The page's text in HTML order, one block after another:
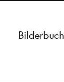
Bilderbuch